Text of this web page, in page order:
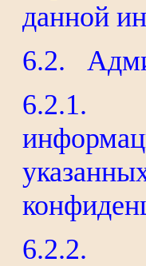
данной
6.2.
6.2.1.
6.2.2.